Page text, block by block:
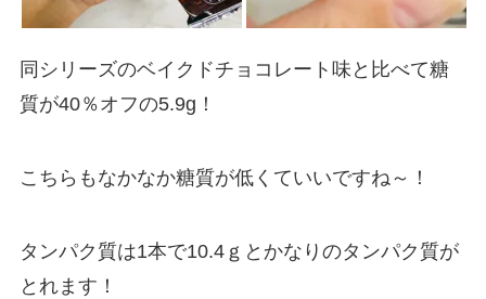
同シリーズのベイクドチョコレート味と比べて糖
質が40％オフの5.9g！
こちらもなかなか糖質が低くていいですね～！
タンパク質は1本で10.4ｇとかなりのタンパク質が
とれます！